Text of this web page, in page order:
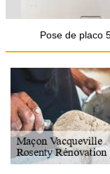
Pose de placo